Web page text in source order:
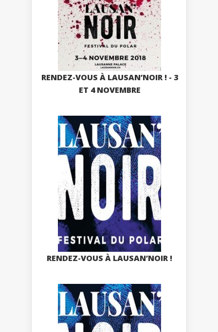
RENDEZ-VOUS À LAUSAN’NOIR ! - 3
ET 4 NOVEMBRE
RENDEZ-VOUS À LAUSAN’NOIR !